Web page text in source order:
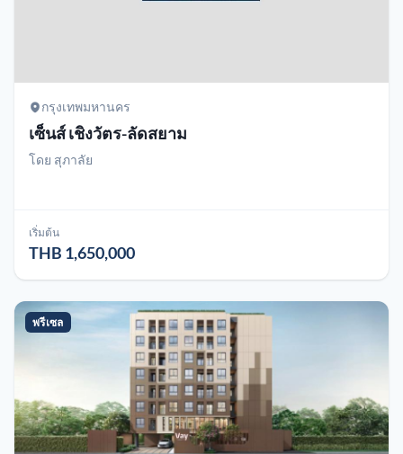
กรุงเทพมหานคร
เซ็นส์ เชิงวัตร-ลัดสยาม
โดย สุภาลัย
เริ่มต้น
THB 1,650,000
พรีเซล